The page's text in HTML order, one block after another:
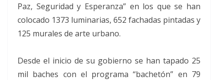
Paz, Seguridad y Esperanza” en los que se han
colocado 1373 luminarias, 652 fachadas pintadas y
125 murales de arte urbano.
Desde el inicio de su gobierno se han tapado 25
mil baches con el programa “bachetón” en 79